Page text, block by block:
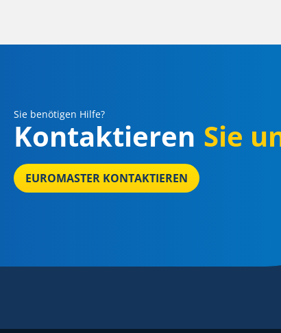
Sie benötigen Hilfe?
Kontaktieren Sie
EUROMASTER KONTAKTIEREN